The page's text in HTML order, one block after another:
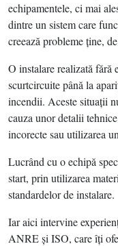
echipamentele, ci mai
dintre un sistem care
creează probleme ţine,
O instalare realizată fără
scurtcircuite până la
incendii. Aceste situaţii
cauza unor detalii
incorecte sau utilizarea
Lucrând cu o echipă
start, prin utilizarea
standardelor de instalare.
Iar aici intervine
ANRE şi ISO, care îţi